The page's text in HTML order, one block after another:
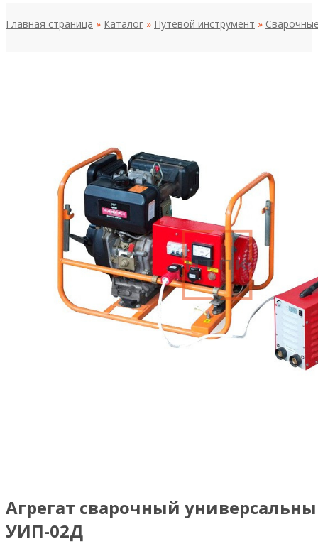
Главная страница » Каталог » Путевой инструмент »
Агрегат сварочный
УИП-02Д